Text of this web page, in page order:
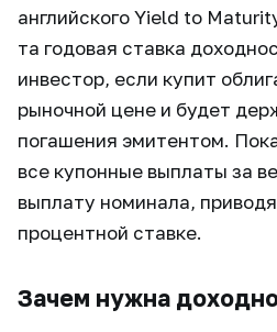
английского Yield to
та годовая ставка
инвестор, если купит
рыночной цене и будет
погашения эмитентом.
все купонные выплаты за
выплату номинала,
процентной ставке.
Зачем нужна